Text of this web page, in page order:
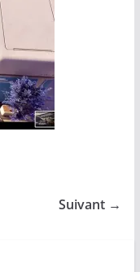
Suivant →